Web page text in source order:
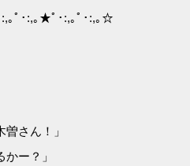
｡ﾟ･:,｡★ﾟ･:,｡ﾟ･:,｡☆
さん！」
ー？」